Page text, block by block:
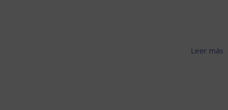
Leer más